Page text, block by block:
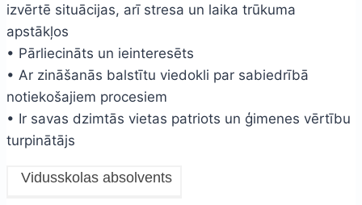
izvērtē situācijas, arī stresa un laika trūkuma
apstākļos
• Pārliecināts un ieinteresēts
• Ar zināšanās balstītu viedokli par sabiedrībā
notiekošajiem procesiem
• Ir savas dzimtās vietas patriots un ģimenes vērtību
turpinātājs
Vidusskolas absolvents